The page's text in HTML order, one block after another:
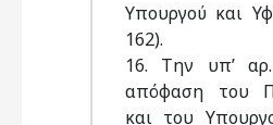
Υπουργού και
162).
16. Την υπ’ αρ.
απόφαση του
και του